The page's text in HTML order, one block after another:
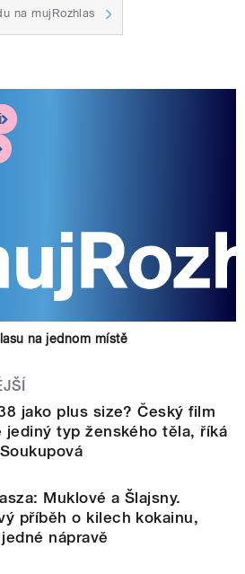
na mujRozhlas
na jednom místě
jako plus size? Český film
jediný typ ženského těla, říká
Muklové a Šlajsny.
příběh o kilech kokainu,
nápravě